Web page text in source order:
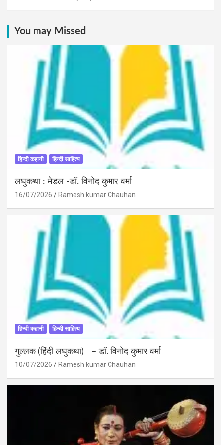
You may Missed
हिन्दी कहानी हिन्दी साहित्य
लघुकथा : मेडल -डॉ. विनोद कुमार वर्मा
16/07/2026 Ramesh kumar Chauhan
हिन्दी कहानी हिन्दी साहित्य
गुल्लक (हिंदी लघुकथा) – डॉ. विनोद कुमार वर्मा
10/07/2026 Ramesh kumar Chauhan